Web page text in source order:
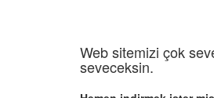
Web sitemizi çok
seveceksin.